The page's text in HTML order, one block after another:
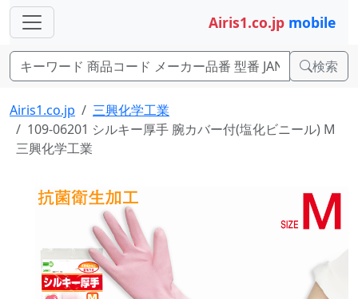
Airis1.co.jp mobile
検索
Airis1.co.jp
三興化学工業
109-06201 シルキー厚手 腕カバー付(塩化ビニール) M
三興化学工業